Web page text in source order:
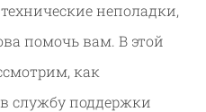
неполадки,
помочь вам. В этой
как
службу поддержки